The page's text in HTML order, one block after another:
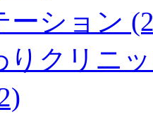
ーション
りクリニ